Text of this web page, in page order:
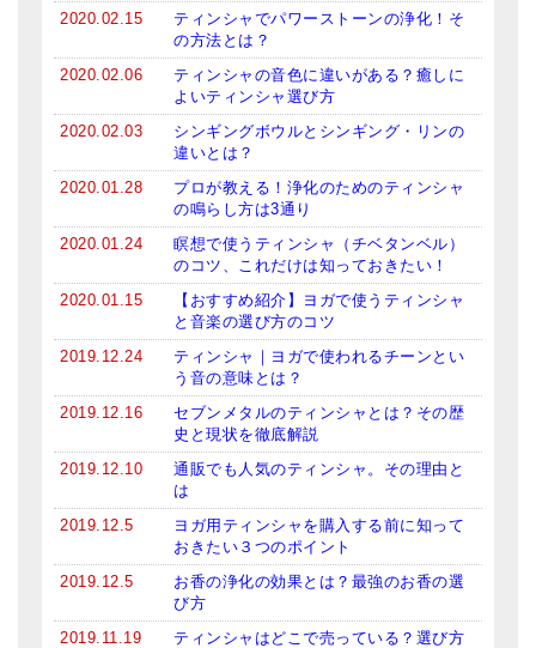
2020.02.15
ティンシャでパワーストーンの浄化！そ
の方法とは？
2020.02.06
ティンシャの音色に違いがある？癒しに
よいティンシャ選び方
2020.02.03
シンギングボウルとシンギング・リンの
違いとは？
2020.01.28
プロが教える！浄化のためのティンシャ
の鳴らし方は3通り
2020.01.24
瞑想で使うティンシャ（チベタンベル）
のコツ、これだけは知っておきたい！
2020.01.15
【おすすめ紹介】ヨガで使うティンシャ
と音楽の選び方のコツ
2019.12.24
ティンシャ｜ヨガで使われるチーンとい
う音の意味とは？
2019.12.16
セブンメタルのティンシャとは？その歴
史と現状を徹底解説
2019.12.10
通販でも人気のティンシャ。その理由と
は
2019.12.5
ヨガ用ティンシャを購入する前に知って
おきたい３つのポイント
2019.12.5
お香の浄化の効果とは？最強のお香の選
び方
2019.11.19
ティンシャはどこで売っている？選び方